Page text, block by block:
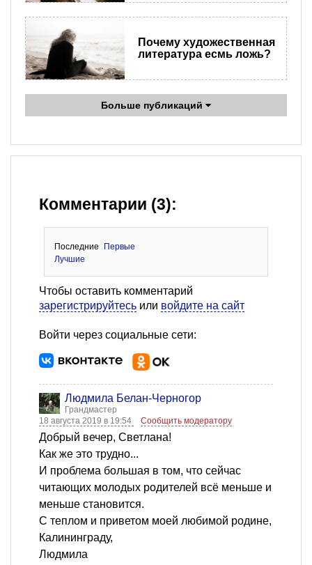
​Почему художественная
литература есмь ложь?
Больше публикаций
Комментарии (3):
Последние
Первые
Лучшие
Чтобы оставить комментарий
зарегистрируйтесь или войдите на сайт
Войти через социальные сети:
Людмила Белан-Черногор
Грандмастер
18 августа 2019 в 19:54
Сообщить модератору
Добрый вечер, Светлана!
Как же это трудно...
И проблема большая в том, что сейчас
читающих молодых родителей всё меньше и
меньше становится.
С теплом и приветом моей любимой родине,
Калининграду,
Людмила